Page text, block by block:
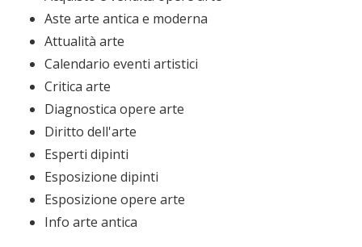
Aste arte antica e moderna
Attualità arte
Calendario eventi artistici
Critica arte
Diagnostica opere arte
Diritto dell'arte
Esperti dipinti
Esposizione dipinti
Esposizione opere arte
Info arte antica